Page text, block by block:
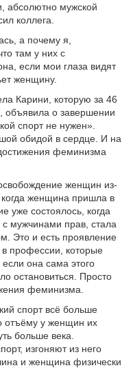
абсолютно мужской
коллега.
а почему я,
там у них с
если мои глаза видят
женщину.
Карини, которую за 46
о завершении
спорт не нужен».
обидой в сердце. И на
феминизма
женщин из-
женщина пришла в
уже состоялось, когда
мужчинами прав, стала
Это и есть проявление
профессии, которые
она сама этого
остановиться. Просто
феминизма.
спорт всё больше
отъёму у женщин их
больше века.
изгоняют из него
и женщина физически